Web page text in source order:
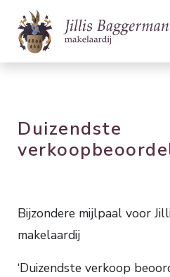
Duizendste
Bijzondere mijlpaal voor
makelaardij
‘Duizendste verkoop